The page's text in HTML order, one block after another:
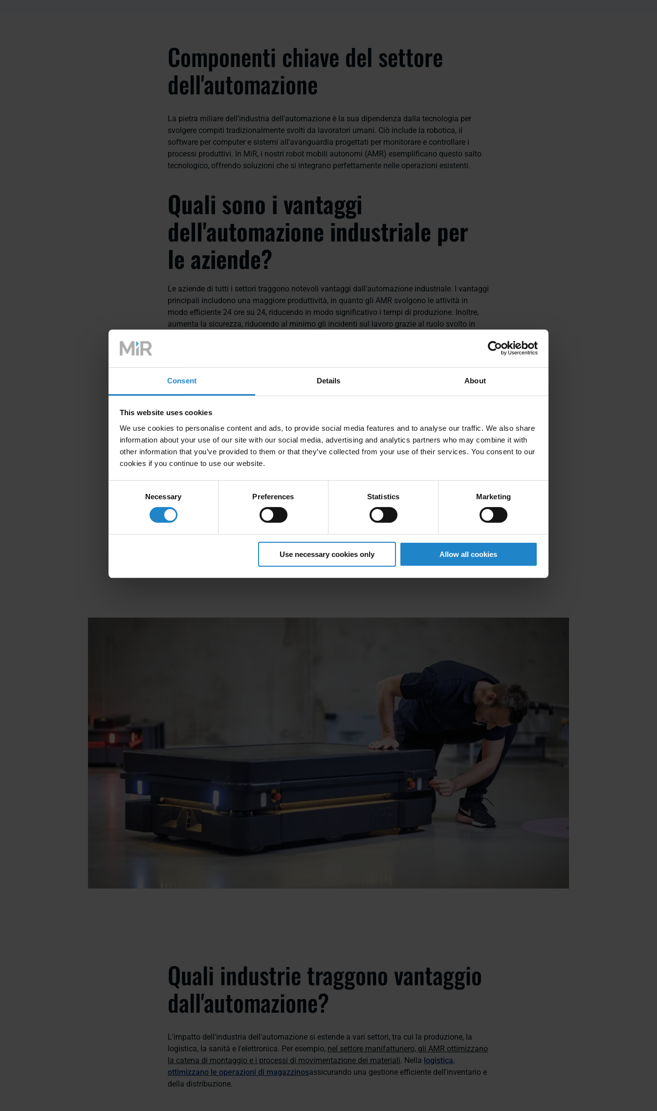
Consent Details About
This website uses cookies
We use cookies to personalise content and ads, to provide social media features and to analyse our traffic. We also share
information about your use of our site with our social media, advertising and analytics partners who may combine it with
other information that you’ve provided to them or that they’ve collected from your use of their services. You consent to our
cookies if you continue to use our website.
Necessary Preferences Statistics Marketing
Use necessary cookies only Allow all cookies
Componenti chiave del settore
dell'automazione
La pietra miliare dell'industria dell'automazione è la sua dipendenza dalla tecnologia per
svolgere compiti tradizionalmente svolti da lavoratori umani. Ciò include la robotica, il
software per computer e sistemi all'avanguardia progettati per monitorare e controllare i
processi produttivi. In MiR, i nostri robot mobili autonomi (AMR) esemplificano questo salto
tecnologico, offrendo soluzioni che si integrano perfettamente nelle operazioni esistenti.
Quali sono i vantaggi
dell'automazione industriale per
le aziende?
Le aziende di tutti i settori traggono notevoli vantaggi dall'automazione industriale. I vantaggi
principali includono una maggiore produttività, in quanto gli AMR svolgono le attività in
modo efficiente 24 ore su 24, riducendo in modo significativo i tempi di produzione. Inoltre,
aumenta la sicurezza, riducendo al minimo gli incidenti sul lavoro grazie al ruolo svolto in
Il ruolo degli AMR nell'industria
dell'automazione
I robot mobili autonomi sono in prima linea in questo cambiamento industriale, fornendo
soluzioni versatili e scalabili per la movimentazione dei materiali, la logistica e altro ancora.
Grazie all'integrazione degli AMR, le aziende possono automatizzare le attività ripetitive,
liberando i dipendenti umani per ruoli più strategici e migliorando la soddisfazione e la
Quali industrie traggono vantaggio
dall'automazione?
L'impatto dell'industria dell'automazione si estende a vari settori, tra cui la produzione, la
logistica, la sanità e l'elettronica. Per esempio, nel settore manifatturiero, gli AMR ottimizzano
la catena di montaggio e i processi di movimentazione dei materiali. Nella logistica,
ottimizzano le operazioni di magazzinosassicurando una gestione efficiente dell'inventario e
della distribuzione.